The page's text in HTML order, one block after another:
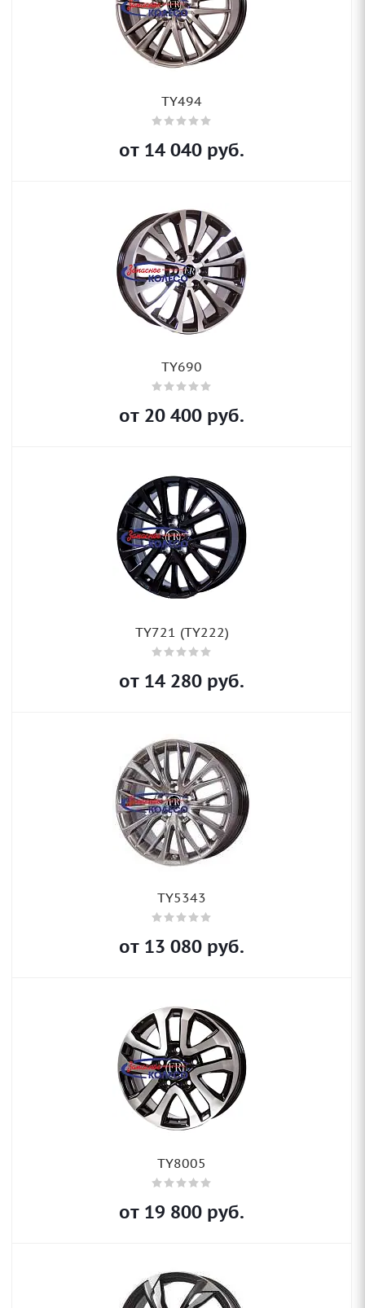
TY494
от 14 040 руб.
TY690
от 20 400 руб.
TY721 (TY222)
от 14 280 руб.
TY5343
от 13 080 руб.
TY8005
от 19 800 руб.